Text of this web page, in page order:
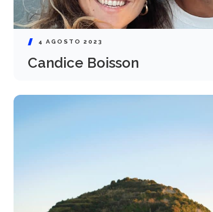
4 AGOSTO 2023
Candice Boisson